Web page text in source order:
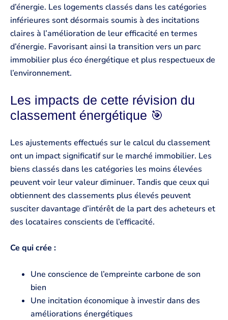
d’énergie. Les logements classés dans les catégories
inférieures sont désormais soumis à des incitations
claires à l’amélioration de leur efficacité en termes
d’énergie. Favorisant ainsi la transition vers un parc
immobilier plus éco énergétique et plus respectueux de
l’environnement.
Les impacts de cette révision du
classement énergétique 🎯
Les ajustements effectués sur le calcul du classement
ont un impact significatif sur le marché immobilier. Les
biens classés dans les catégories les moins élevées
peuvent voir leur valeur diminuer. Tandis que ceux qui
obtiennent des classements plus élevés peuvent
susciter davantage d’intérêt de la part des acheteurs et
des locataires conscients de l’efficacité.
Ce qui crée :
Une conscience de l’empreinte carbone de son
bien
Une incitation économique à investir dans des
améliorations énergétiques